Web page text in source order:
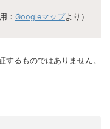
： Googleマップより）
るものではありません。